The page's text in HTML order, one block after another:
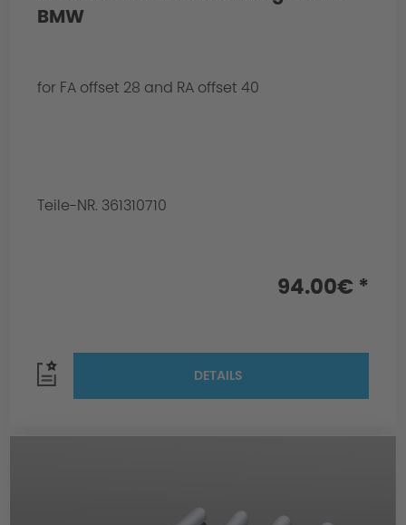
BMW
for FA offset 28 and RA offset 40
Teile-NR. 361310710
94.00€ *
DETAILS